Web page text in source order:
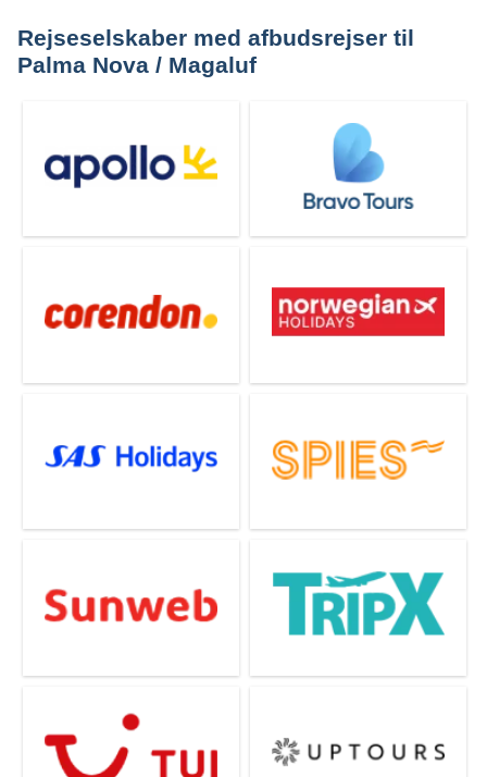
Rejseselskaber med afbudsrejser til
Palma Nova / Magaluf